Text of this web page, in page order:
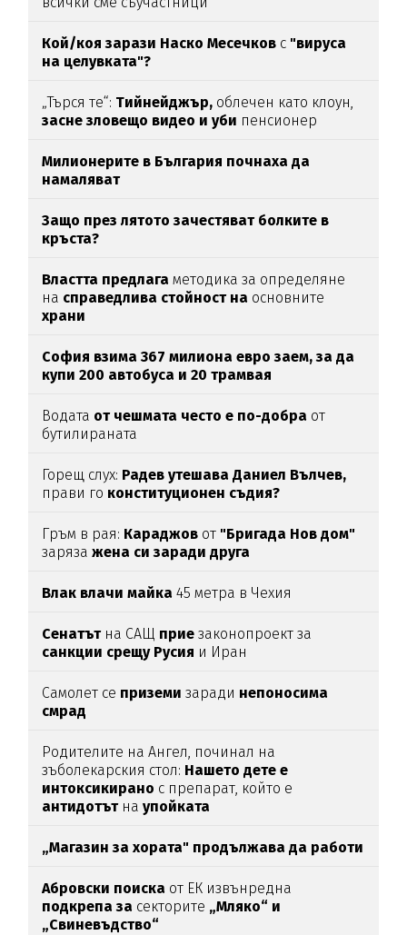
Кой/коя зарази Наско Месечков с "вируса
на целувката"?
„Търся те“: Тийнейджър, облечен като клоун,
засне зловещо видео и уби пенсионер
Милионерите в България почнаха да
намаляват
Защо през лятото зачестяват болките в
кръста?
Властта предлага методика за определяне
на справедлива стойност на основните
храни
София взима 367 милиона евро заем, за да
купи 200 автобуса и 20 трамвая
Водата от чешмата често е по-добра от
бутилираната
Горещ слух: Радев утешава Даниел Вълчев,
прави го конституционен съдия?
Гръм в рая: Караджов от "Бригада Нов дом"
зарязажена си заради друга
Влак влачи майка 45 метра в Чехия
Сенатътна САЩ прие законопроект за
санкции срещу Русия и Иран
Самолет се приземи заради непоносима
смрад
Родителите на Ангел, починал на
зъболекарския стол: Нашето дете е
интоксикирано с препарат, който е
антидотътнаупойката
„Магазин за хората" продължава да работи
Абровски поиска от ЕК извънредна
подкрепа за секторите „Мляко“ и
„Свиневъдство“